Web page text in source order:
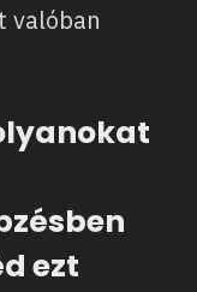
valóban
ezt